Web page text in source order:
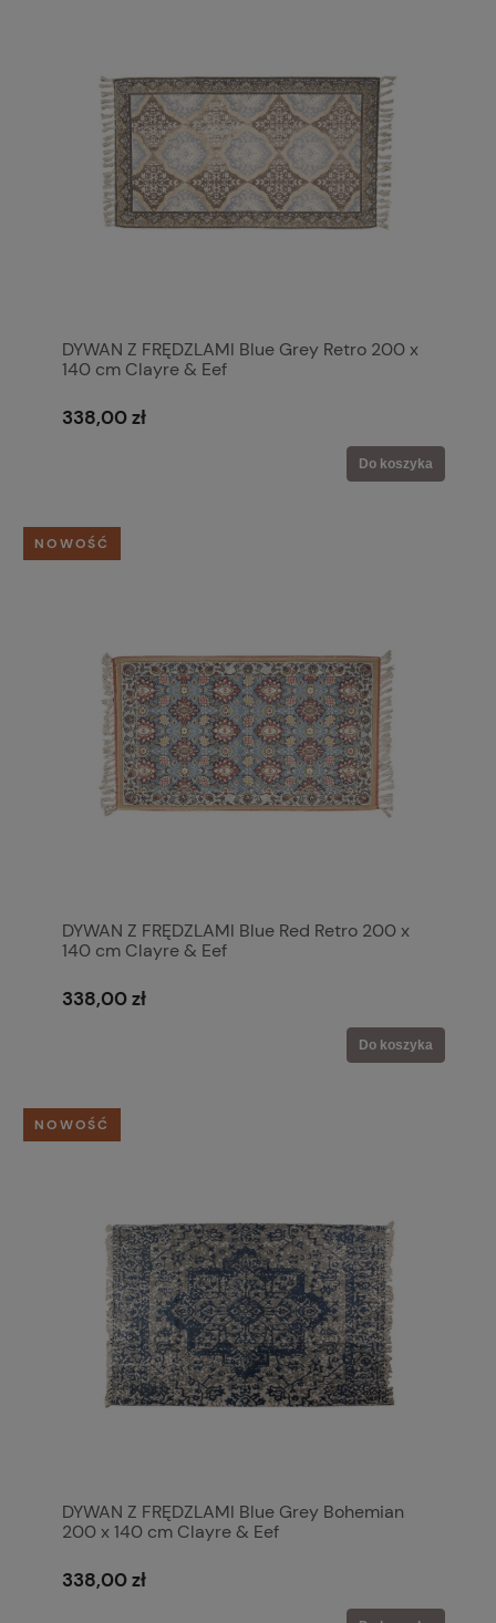
DYWAN Z FRĘDZLAMI Blue Grey Retro 200 x
140 cm Clayre & Eef
338,00 zł
Do koszyka
DYWAN Z FRĘDZLAMI Blue Red Retro 200 x
140 cm Clayre & Eef
338,00 zł
Do koszyka
NOWOŚĆ
DYWAN Z FRĘDZLAMI Blue Grey Bohemian
200 x 140 cm Clayre & Eef
338,00 zł
NOWOŚĆ